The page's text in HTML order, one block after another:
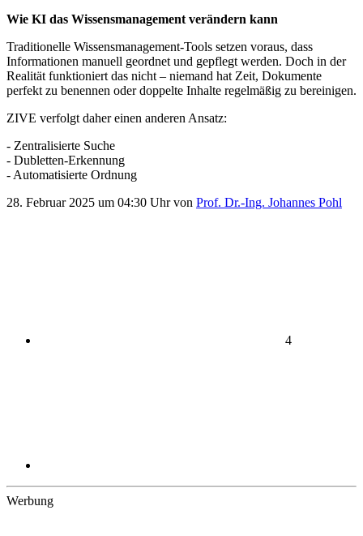
Wie KI das Wissensmanagement verändern kann
Traditionelle Wissensmanagement-Tools setzen voraus, dass
Informationen manuell geordnet und gepflegt werden. Doch in der
Realität funktioniert das nicht – niemand hat Zeit, Dokumente
perfekt zu benennen oder doppelte Inhalte regelmäßig zu bereinigen.
ZIVE verfolgt daher einen anderen Ansatz:
- Zentralisierte Suche
- Dubletten-Erkennung
- Automatisierte Ordnung
28. Februar 2025 um 04:30 Uhr von Prof. Dr.-Ing. Johannes Pohl
4
Werbung